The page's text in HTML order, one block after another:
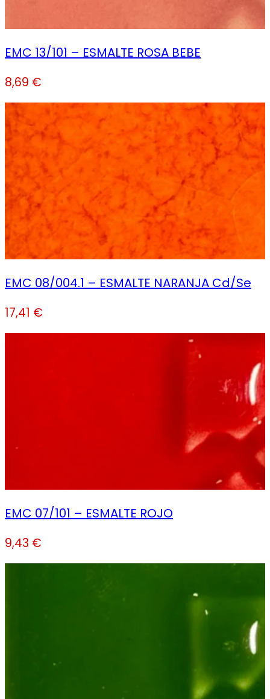
EMC 13/101 – ESMALTE ROSA BEBE
8,69 €
EMC 08/004.1 – ESMALTE NARANJA Cd/Se
17,41 €
EMC 07/101 – ESMALTE ROJO
9,43 €